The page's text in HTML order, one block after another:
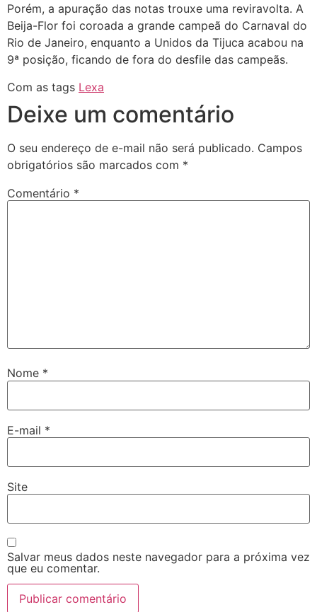
Porém, a apuração das notas trouxe uma reviravolta. A
Beija-Flor foi coroada a grande campeã do Carnaval do
Rio de Janeiro, enquanto a Unidos da Tijuca acabou na
9ª posição, ficando de fora do desfile das campeãs.
Com as tags Lexa
Deixe um comentário
O seu endereço de e-mail não será publicado. Campos
obrigatórios são marcados com *
Comentário *
Nome *
E-mail *
Site
Salvar meus dados neste navegador para a próxima vez
que eu comentar.